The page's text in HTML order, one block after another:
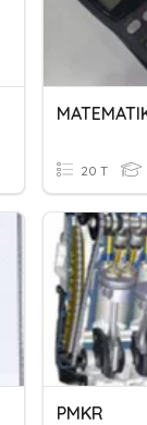
20 T
PMKR